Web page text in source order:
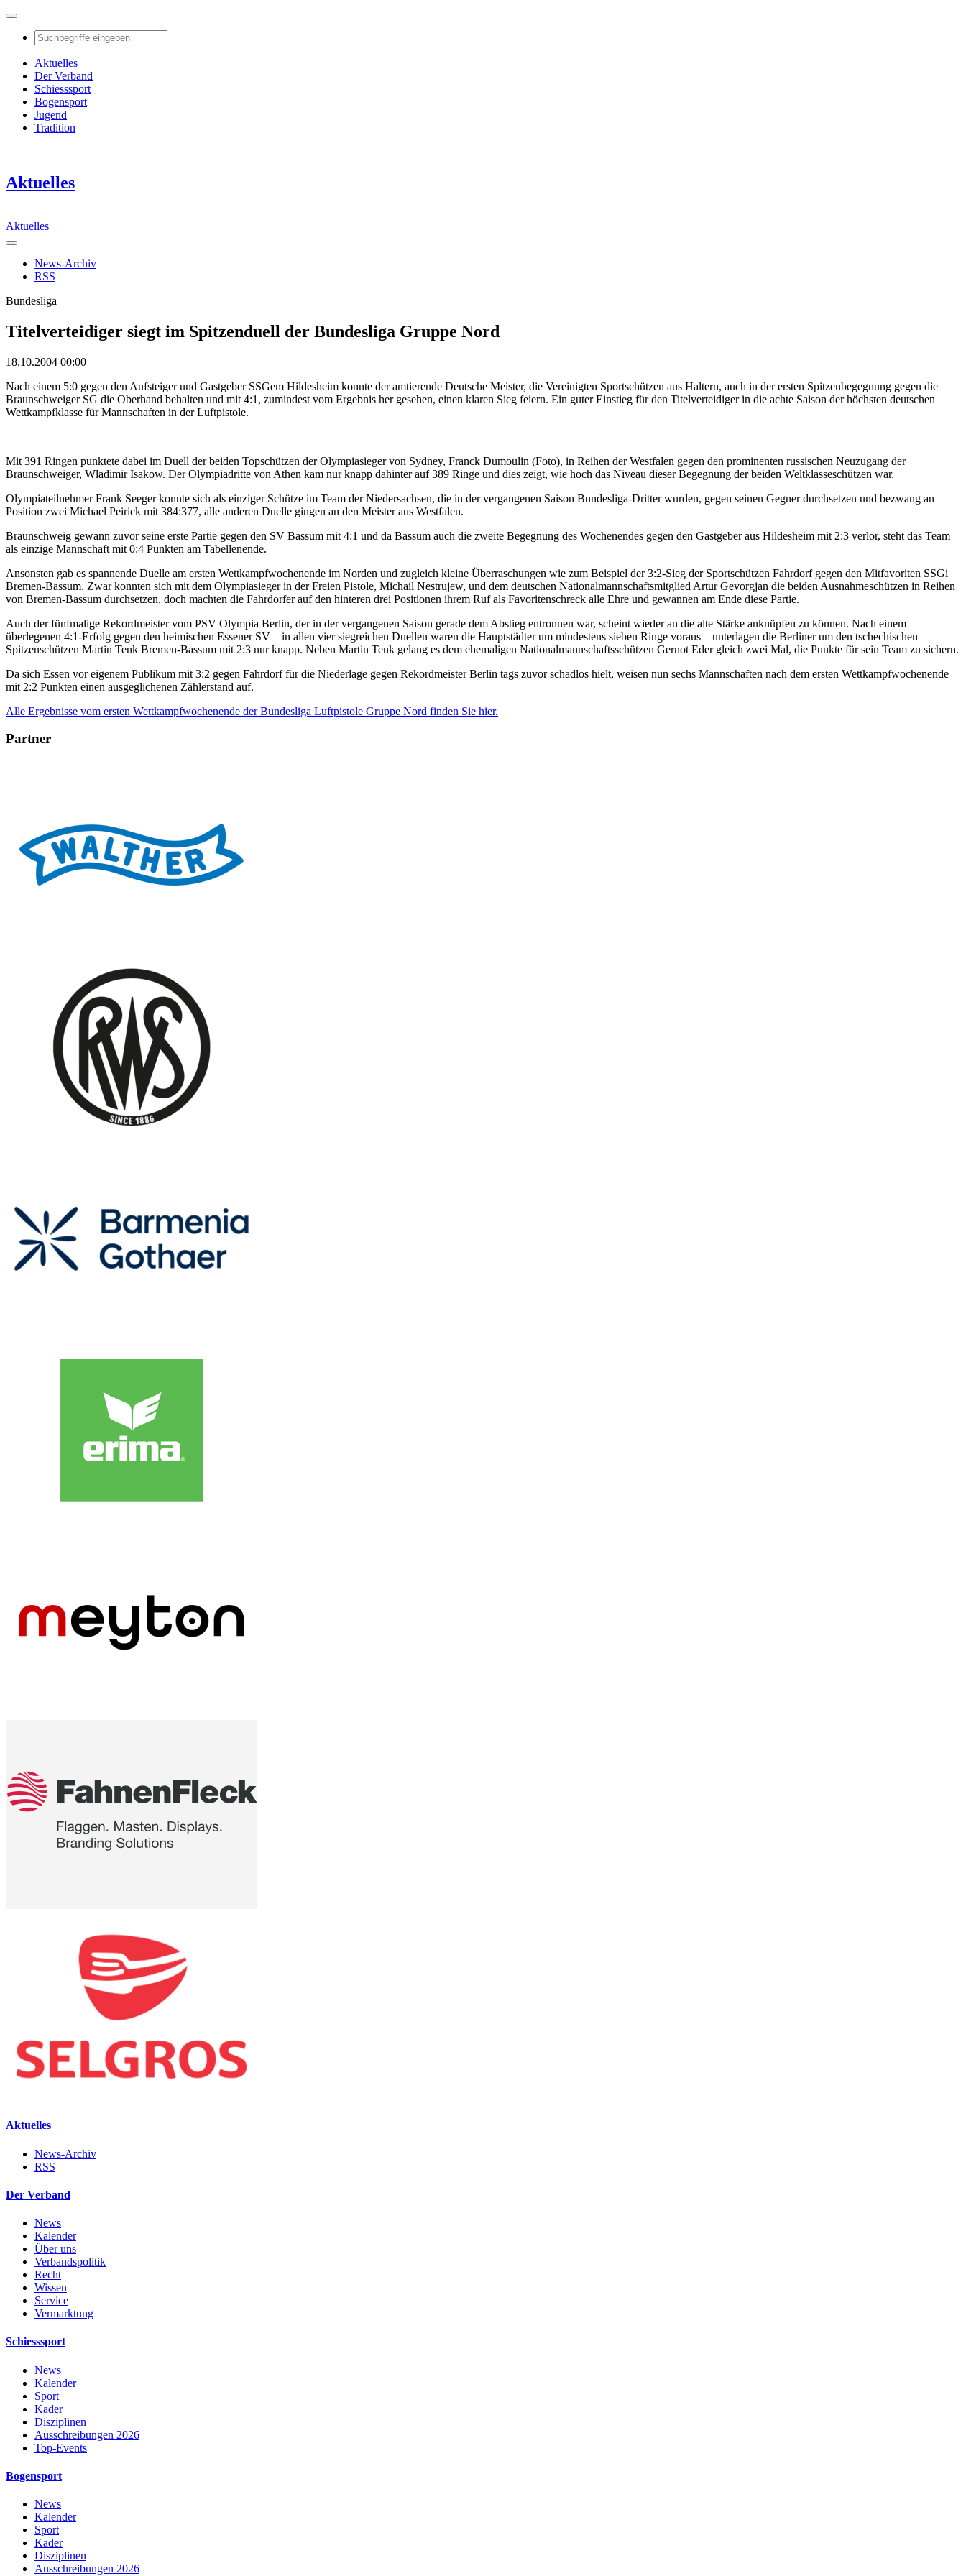
Aktuelles
Der Verband
Schiesssport
Bogensport
Jugend
Tradition
Aktuelles
Aktuelles
News-Archiv
RSS
Bundesliga
Titelverteidiger siegt im Spitzenduell der Bundesliga Gruppe Nord
18.10.2004 00:00
Nach einem 5:0 gegen den Aufsteiger und Gastgeber SSGem Hildesheim konnte der amtierende Deutsche Meister, die Vereinigten Sportschützen aus Haltern, auch in der ersten Spitzenbegegnung gegen die
Braunschweiger SG die Oberhand behalten und mit 4:1, zumindest vom Ergebnis her gesehen, einen klaren Sieg feiern. Ein guter Einstieg für den Titelverteidiger in die achte Saison der höchsten deutschen
Wettkampfklasse für Mannschaften in der Luftpistole.
Mit 391 Ringen punktete dabei im Duell der beiden Topschützen der Olympiasieger von Sydney, Franck Dumoulin (Foto), in Reihen der Westfalen gegen den prominenten russischen Neuzugang der
Braunschweiger, Wladimir Isakow. Der Olympiadritte von Athen kam nur knapp dahinter auf 389 Ringe und dies zeigt, wie hoch das Niveau dieser Begegnung der beiden Weltklasseschützen war.
Olympiateilnehmer Frank Seeger konnte sich als einziger Schütze im Team der Niedersachsen, die in der vergangenen Saison Bundesliga-Dritter wurden, gegen seinen Gegner durchsetzen und bezwang an
Position zwei Michael Peirick mit 384:377, alle anderen Duelle gingen an den Meister aus Westfalen.
Braunschweig gewann zuvor seine erste Partie gegen den SV Bassum mit 4:1 und da Bassum auch die zweite Begegnung des Wochenendes gegen den Gastgeber aus Hildesheim mit 2:3 verlor, steht das Team
als einzige Mannschaft mit 0:4 Punkten am Tabellenende.
Ansonsten gab es spannende Duelle am ersten Wettkampfwochenende im Norden und zugleich kleine Überraschungen wie zum Beispiel der 3:2-Sieg der Sportschützen Fahrdorf gegen den Mitfavoriten SSGi
Bremen-Bassum. Zwar konnten sich mit dem Olympiasieger in der Freien Pistole, Michail Nestrujew, und dem deutschen Nationalmannschaftsmitglied Artur Gevorgjan die beiden Ausnahmeschützen in Reihen
von Bremen-Bassum durchsetzen, doch machten die Fahrdorfer auf den hinteren drei Positionen ihrem Ruf als Favoritenschreck alle Ehre und gewannen am Ende diese Partie.
Auch der fünfmalige Rekordmeister vom PSV Olympia Berlin, der in der vergangenen Saison gerade dem Abstieg entronnen war, scheint wieder an die alte Stärke anknüpfen zu können. Nach einem
überlegenen 4:1-Erfolg gegen den heimischen Essener SV – in allen vier siegreichen Duellen waren die Hauptstädter um mindestens sieben Ringe voraus – unterlagen die Berliner um den tschechischen
Spitzenschützen Martin Tenk Bremen-Bassum mit 2:3 nur knapp. Neben Martin Tenk gelang es dem ehemaligen Nationalmannschaftsschützen Gernot Eder gleich zwei Mal, die Punkte für sein Team zu sichern.
Da sich Essen vor eigenem Publikum mit 3:2 gegen Fahrdorf für die Niederlage gegen Rekordmeister Berlin tags zuvor schadlos hielt, weisen nun sechs Mannschaften nach dem ersten Wettkampfwochenende
mit 2:2 Punkten einen ausgeglichenen Zählerstand auf.
Alle Ergebnisse vom ersten Wettkampfwochenende der Bundesliga Luftpistole Gruppe Nord finden Sie hier.
Partner
Aktuelles
News-Archiv
RSS
Der Verband
News
Kalender
Über uns
Verbandspolitik
Recht
Wissen
Service
Vermarktung
Schiesssport
News
Kalender
Sport
Kader
Disziplinen
Ausschreibungen 2026
Top-Events
Bogensport
News
Kalender
Sport
Kader
Disziplinen
Ausschreibungen 2026